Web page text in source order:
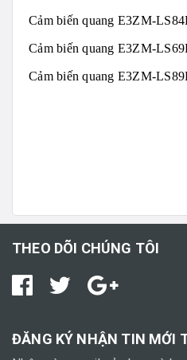
Cảm biến quang E3ZM-
Cảm biến quang E3ZM-
Cảm biến quang E3ZM-
THEO DÕI CHÚNG TÔI
ĐĂNG KÝ NHẬN TIN MỚI